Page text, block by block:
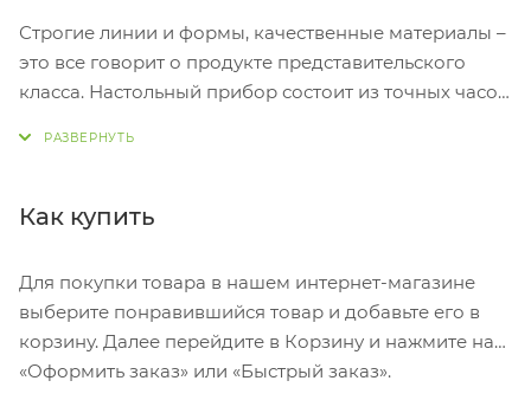
Строгие линии и формы, качественные материалы –
это все говорит о продукте представительского
класса. Настольный прибор состоит из точных часов,
на данный товар осуществляется бесплатно.
Как купить
Для покупки товара в нашем интернет-магазине
выберите понравившийся товар и добавьте его в
корзину. Далее перейдите в Корзину и нажмите на
«Оформить заказ» или «Быстрый заказ».